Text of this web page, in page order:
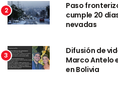
2
Paso
cumple 20
nevadas
3
Difusión de
Marco Antelo
en Bolivia